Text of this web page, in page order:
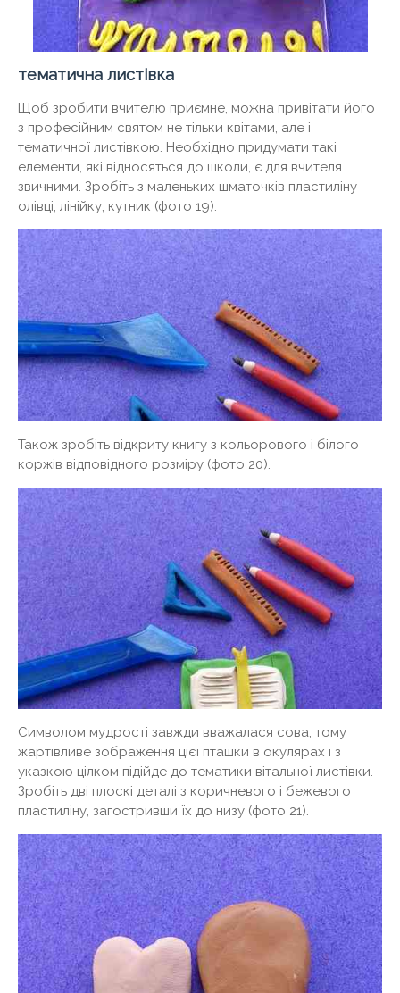
тематична листівка
Щоб зробити вчителю приємне, можна привітати його
з професійним святом не тільки квітами, але і
тематичної листівкою. Необхідно придумати такі
елементи, які відносяться до школи, є для вчителя
звичними. Зробіть з маленьких шматочків пластиліну
олівці, лінійку, кутник (фото 19).
Також зробіть відкриту книгу з кольорового і білого
коржів відповідного розміру (фото 20).
Символом мудрості завжди вважалася сова, тому
жартівливе зображення цієї пташки в окулярах і з
указкою цілком підійде до тематики вітальної листівки.
Зробіть дві плоскі деталі з коричневого і бежевого
пластиліну, загостривши їх до низу (фото 21).